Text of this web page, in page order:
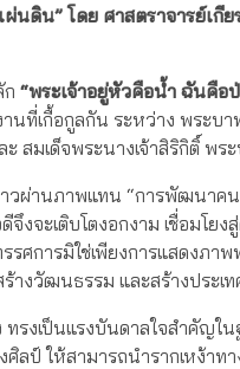
นดิน” โดย ศาสตราจารย์เ
“พระเจ้าอยู่หัวคือน้ำ ฉันคือ
ที่เกื้อกูลกัน ระหว่าง พระบ
สมเด็จพระนางเจ้าสิริกิติ์
วผ่านภาพแทน “การพัฒนาค
จึงจะเติบโตงอกงาม เชื่อมโ
ศการมิใช่เพียงการแสดงภ
างวัฒนธรรม และสร้างประเ
รงเป็นแรงบันดาลใจสำคัญ
ลป์ ให้สามารถนำรากเหง้า